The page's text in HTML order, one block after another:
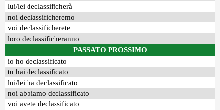
lui/lei declassificherà
noi declassificheremo
voi declassificherete
loro declassificheranno
PASSATO PROSSIMO
io ho declassificato
tu hai declassificato
lui/lei ha declassificato
noi abbiamo declassificato
voi avete declassificato